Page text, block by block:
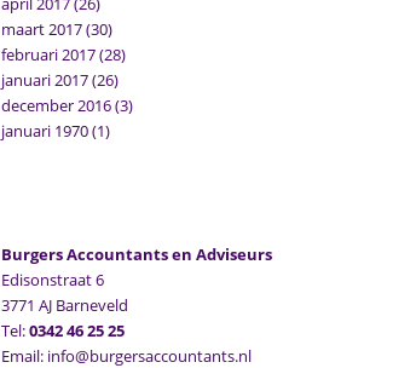
maart 2017(30)
februari 2017(28)
januari 2017(26)
december 2016(3)
januari 1970(1)
Burgers Accountants en Adviseurs
Edisonstraat 6
3771 AJ Barneveld
Tel:0342 46 25 25
Email: info@burgersaccountants.nl